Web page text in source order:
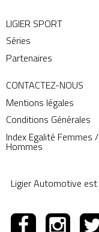
LIGIER SPORT
Séries
Partenaires
CONTACTEZ-NOUS
Mentions légales
Conditions Générales
Index Egalité Femmes /
Hommes
Ligier Automotive